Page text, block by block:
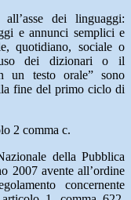
dei linguaggi:
e annunci semplici e
quotidiano, sociale o
dei dizionari o il
un testo orale” sono
fine del primo ciclo di
2 comma c.
della Pubblica
2007 avente all’ordine
concernente